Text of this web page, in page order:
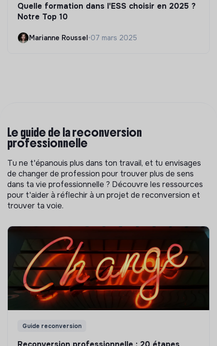
Quelle formation dans l'ESS choisir en 2025 ?
Notre Top 10
Marianne Roussel•07 mars 2025
Le guide de la reconversion
professionnelle
Tu ne t'épanouis plus dans ton travail, et tu envisages
de changer de profession pour trouver plus de sens
dans ta vie professionnelle ? Découvre les ressources
pour t'aider à réflechir à un projet de reconversion et
trouver ta voie.
Guide reconversion